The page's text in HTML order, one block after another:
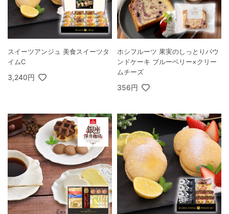
スイーツアンジュ 美食スイーツタ
イムC
3,240円
ホシフルーツ 果実のしっとりパウ
ンドケーキ ブルーベリー×クリー
ムチーズ
356円